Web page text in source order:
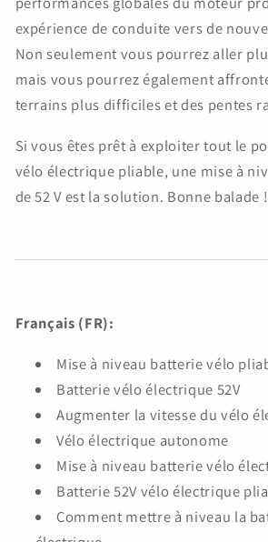
expérience de conduite vers de
Non seulement vous pourrez aller
mais vous pourrez également
terrains plus difficiles et des pentes
Si vous êtes prêt à exploiter tout le
vélo électrique pliable, une mise à
de 52 V est la solution. Bonne balade !
Français (FR):
Mise à niveau batterie vélo
Batterie vélo électrique 52V
Augmenter la vitesse du vélo
Vélo électrique autonome
Mise à niveau batterie vélo
Batterie 52V vélo électrique
Comment mettre à niveau la